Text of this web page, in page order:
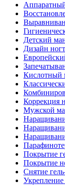
Детский
Дизайн
Кислотный
Коррекция
Мужской
Покрытие
Покрытие
Снятие
Укрепление